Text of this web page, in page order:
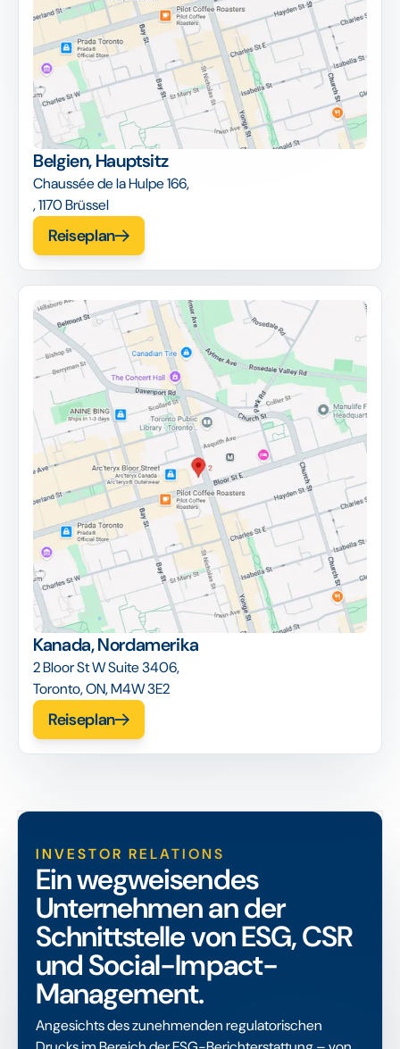
Belgien, Hauptsitz
Chaussée de la Hulpe 166,
, 1170 Brüssel
Reiseplan
Kanada, Nordamerika
2 Bloor St W Suite 3406,
Toronto, ON, M4W 3E2
Reiseplan
INVESTOR RELATIONS
Ein wegweisendes
Unternehmen an der
Schnittstelle von ESG, CSR
und Social-Impact-
Management.
Angesichts des zunehmenden regulatorischen